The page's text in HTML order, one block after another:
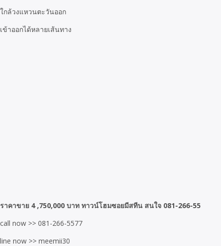
ใกล้วงแหวนตะวันออก
เข้าออกได้หลายเส้นทาง
ราคาขาย 4 ,750,000 บาท ทาวน์โฮมซอยมีสทีน สนใจ 081-266-55
call now >> 081-266-5577
line now >> meemii30